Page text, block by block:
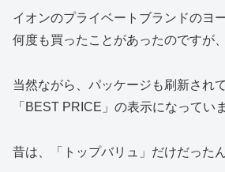
イオンのプライベートブランドのヨ
何度も買ったことがあったのですが
当然ながら、パッケージも刷新され
「BEST PRICE」の表示になってい
昔は、「トップバリュ」だけだった